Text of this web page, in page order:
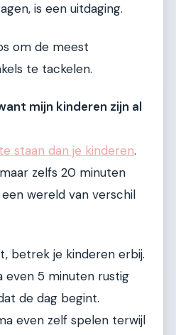
is een uitdaging.
om de meest
te tackelen.
mijn kinderen zijn al
staan dan je kinderen.
zelfs 20 minuten
wereld van verschil
betrek je kinderen erbij.
even 5 minuten rustig
de dag begint.
even zelf spelen terwijl